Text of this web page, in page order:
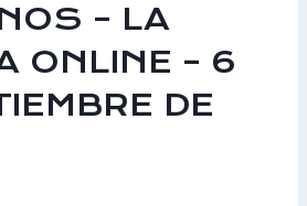
– LA
ONLINE – 6
DE